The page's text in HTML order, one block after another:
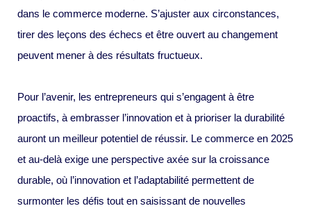
dans le commerce moderne. S’ajuster aux circonstances,
tirer des leçons des échecs et être ouvert au changement
peuvent mener à des résultats fructueux.
Pour l’avenir, les entrepreneurs qui s’engagent à être
proactifs, à embrasser l’innovation et à prioriser la durabilité
auront un meilleur potentiel de réussir. Le commerce en 2025
et au-delà exige une perspective axée sur la croissance
durable, où l’innovation et l’adaptabilité permettent de
surmonter les défis tout en saisissant de nouvelles